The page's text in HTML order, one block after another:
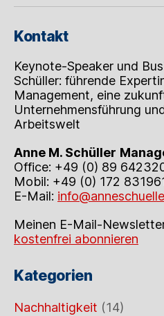
Kontakt
Keynote-Speaker und
Schüller: führende
Management, eine
Unternehmensführung
Arbeitswelt
Anne M. Schüller
Office: +49 (0) 89
Mobil: +49 (0) 172
E-Mail:
Meinen E-Mail-
kostenfrei abonnieren
Kategorien
Nachhaltigkeit (14)